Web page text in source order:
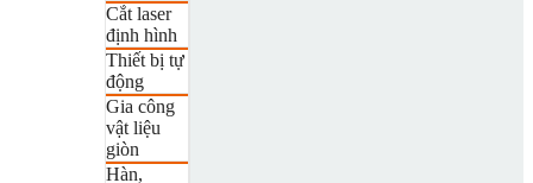
Cắt laser
định hình
Thiết bị tự
động
Gia công
vật liệu
giòn
Hàn,